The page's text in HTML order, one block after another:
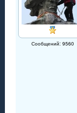
Сообщений: 9560